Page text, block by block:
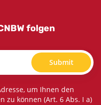
folgen
Submit
um Ihnen den
zu können (Art. 6 Abs. I a)